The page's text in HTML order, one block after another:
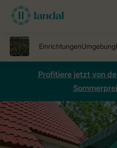
Profitiere jetzt von